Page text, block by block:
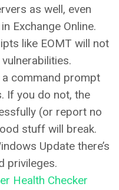
as well, even
Exchange Online.
like EOMT will not
command prompt
If you do not, the
(or report no
stuff will break.
Update there’s
privileges.
Health Checker